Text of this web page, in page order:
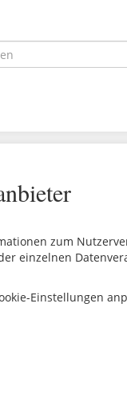
zum
einzelnen
Einstellungen